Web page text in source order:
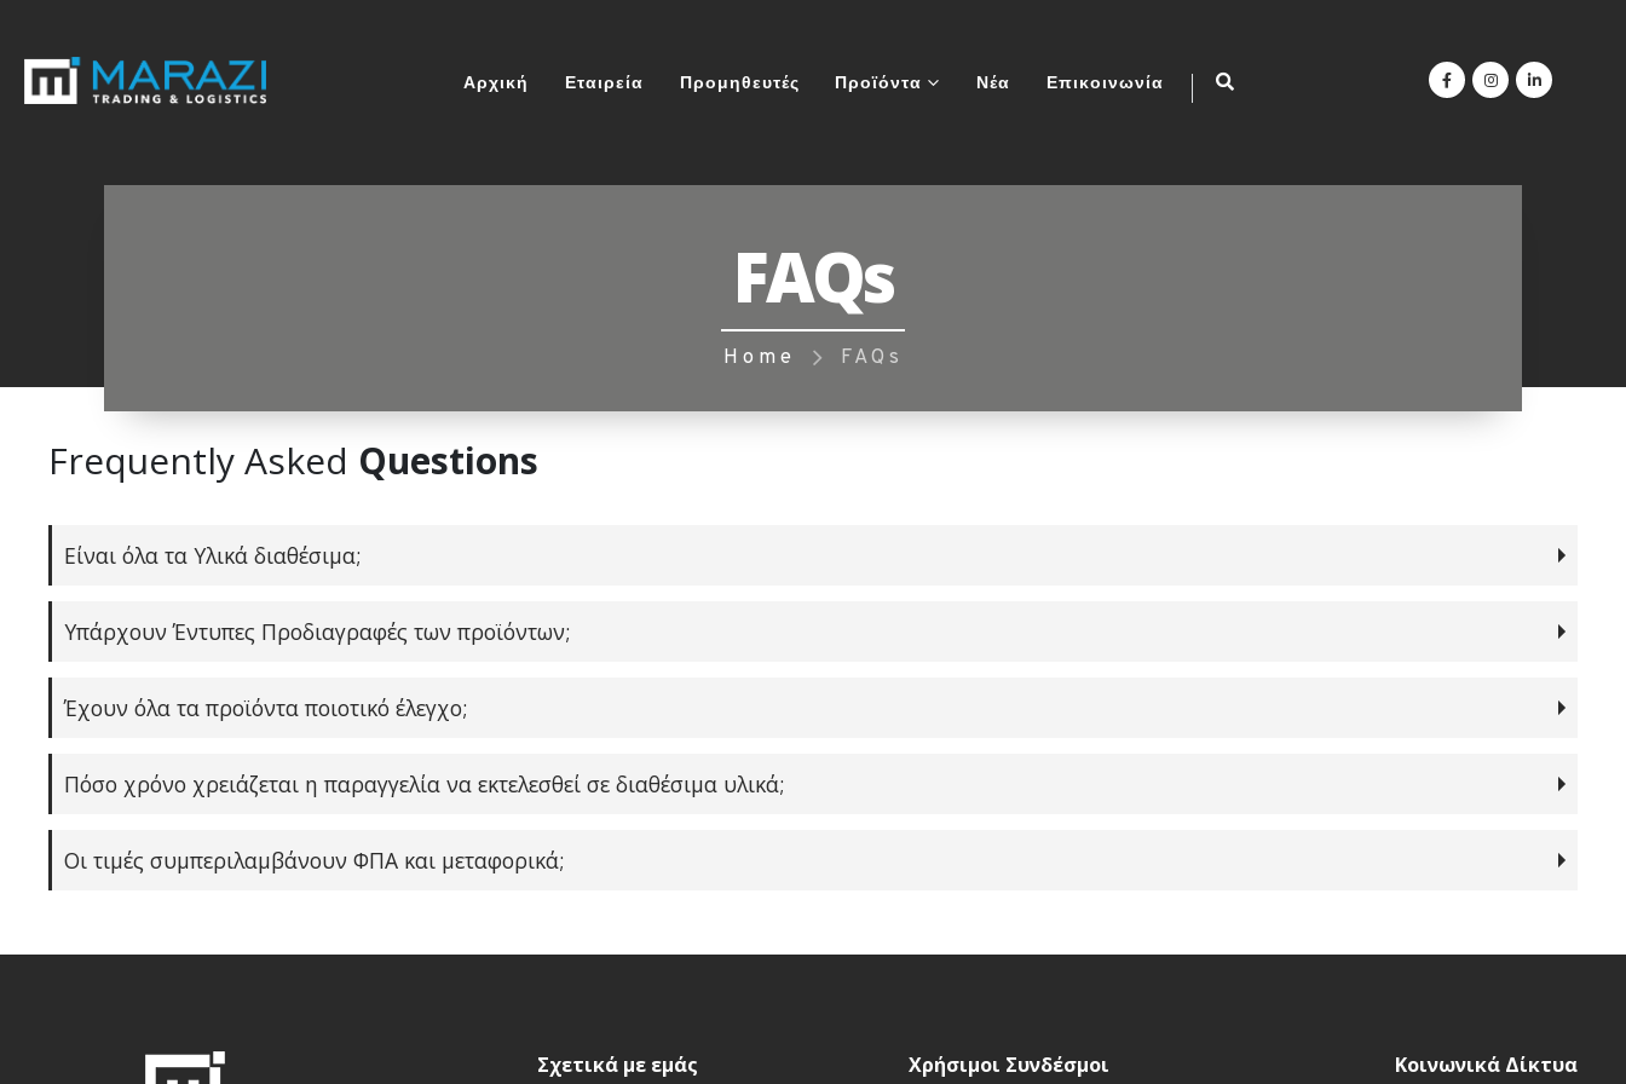
Αρχική Εταιρεία Προμηθευτές Προϊόντα Νέα Επικοινωνία
FAQs
Home FAQs
Frequently Asked Questions
Είναι όλα τα Υλικά διαθέσιμα;
Υπάρχουν Έντυπες Προδιαγραφές των προϊόντων;
Έχουν όλα τα προϊόντα ποιοτικό έλεγχο;
Πόσο χρόνο χρειάζεται η παραγγελία να εκτελεσθεί σε διαθέσιμα υλικά;
Οι τιμές συμπεριλαμβάνουν ΦΠΑ και μεταφορικά;
Σχετικά με εμάς Χρήσιμοι Συνδέσμοι Κοινωνικά Δίκτυα